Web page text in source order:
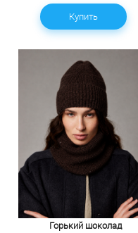
Купить
Горький шоколад